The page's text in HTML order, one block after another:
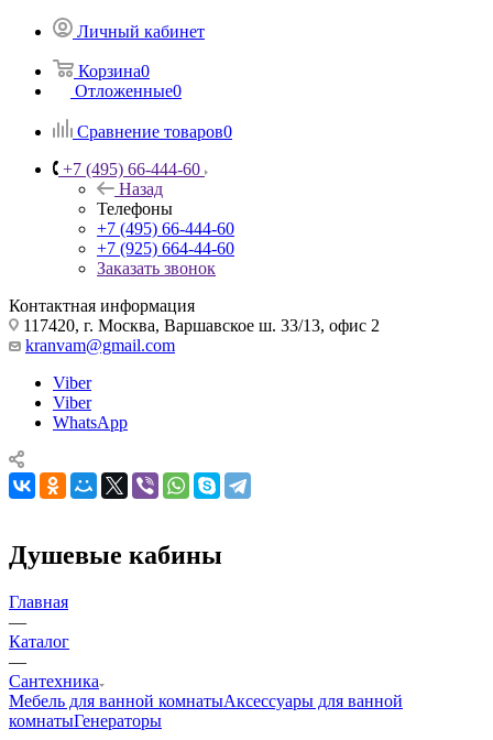
Личный кабинет
Корзина0
Отложенные0
Сравнение товаров0
+7 (495) 66-444-60
Назад
Телефоны
+7 (495) 66-444-60
+7 (925) 664-44-60
Заказать звонок
Контактная информация
117420, г. Москва, Варшавское ш. 33/13, офис 2
kranvam@gmail.com
Viber
Viber
WhatsApp
Душевые кабины
Главная
—
Каталог
—
Сантехника
Мебель для ванной комнатыАксессуары для ванной
комнатыГенераторы